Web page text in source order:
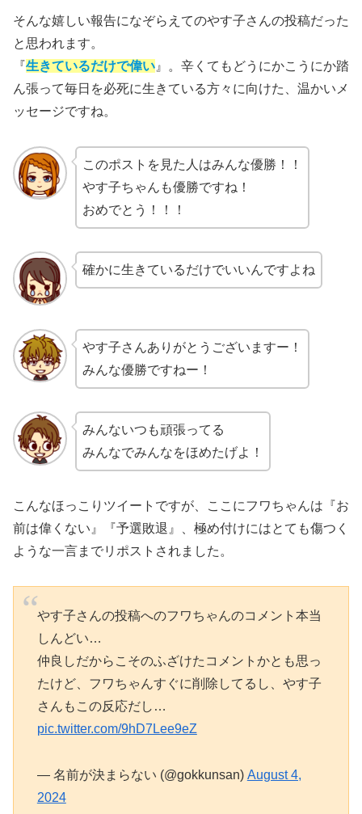
そんな嬉しい報告になぞらえてのやす子さんの投稿だった
と思われます。
『生きているだけで偉い 』。辛くてもどうにかこうにか踏
ん張って毎日を必死に生きている方々に向けた、温かいメ
ッセージですね。
このポストを見た人はみんな優勝！！
やす子ちゃんも優勝ですね！
おめでとう！！！
確かに生きているだけでいいんですよね
やす子さんありがとうございますー！
みんな優勝ですねー！
みんないつも頑張ってる
みんなでみんなをほめたげよ！
こんなほっこりツイートですが、ここにフワちゃんは『お
前は偉くない』『予選敗退』、極め付けにはとても傷つく
ような一言までリポストされました。
やす子さんの投稿へのフワちゃんのコメント本当
しんどい…
仲良しだからこそのふざけたコメントかとも思っ
たけど、フワちゃんすぐに削除してるし、やす子
さんもこの反応だし…
pic.twitter.com/9hD7Lee9eZ
— 名前が決まらない (@gokkunsan) August 4,
2024